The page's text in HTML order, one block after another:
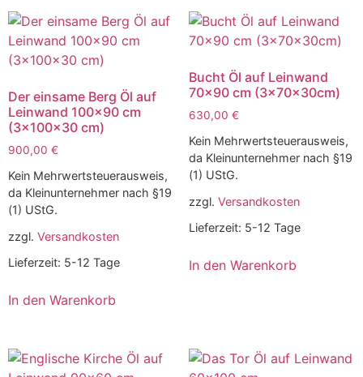
Der einsame Berg Öl auf
Leinwand 100×90 cm
(3x100x30 cm)
900,00 €
Kein Mehrwertsteuerausweis,
da Kleinunternehmer nach §19
(1) UStG.
zzgl. Versandkosten
Lieferzeit: 5-12 Tage
In den Warenkorb
Bucht Öl auf Leinwand
70×90 cm (3x70x30cm)
630,00 €
Kein Mehrwertsteuerausweis,
da Kleinunternehmer nach §19
(1) UStG.
zzgl. Versandkosten
Lieferzeit: 5-12 Tage
In den Warenkorb